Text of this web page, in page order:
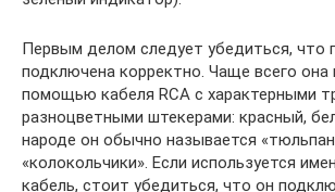
Первым делом следует убедиться, что
подключена корректно. Чаще всего она
помощью кабеля RCA с характерными
разноцветными штекерами: красный,
народе он обычно называется
«колокольчики». Если используется
кабель, стоит убедиться, что он